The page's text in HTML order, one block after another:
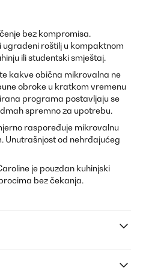
bez kompromisa.
roštilj u kompaktnom
ili studentski smještaj.
kakve obična mikrovalna ne
obroke u kratkom vremenu
programa postavljaju se
spremno za upotrebu.
raspoređuje mikrovalnu
Unutrašnjost od nehrđajućeg
je pouzdan kuhinjski
bez čekanja.